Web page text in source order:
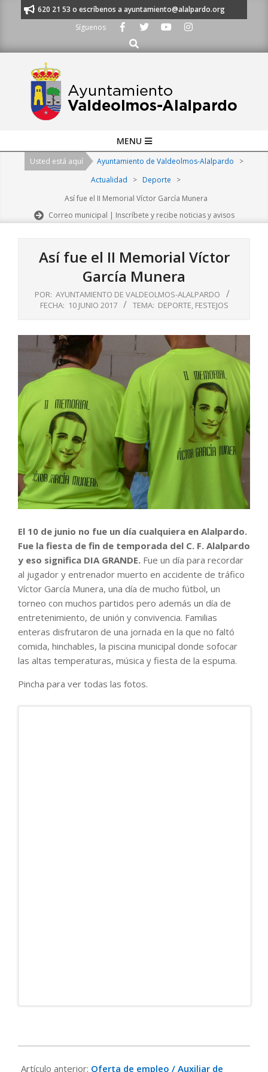
al 91 620 21 53 o escríbenos a ayuntamiento@alalpardo.org
Síguenos
Buscar
Navigation
MENU
Usted está aquí Ayuntamiento de Valdeolmos-Alalpardo
>
Actualidad
> Deporte
>
Así fue el II Memorial Víctor García Munera
Correo municipal | Inscríbete y recibe noticias y avisos
Así fue el II Memorial Víctor
García Munera
POR: AYUNTAMIENTO DE VALDEOLMOS-ALALPARDO
FECHA: 10 JUNIO 2017 TEMA: DEPORTE, FESTEJOS
El 10 de junio no fue un día cualquiera en Alalpardo.
Fue la fiesta de fin de temporada del C. F. Alalpardo
y eso significa DIA GRANDE. Fue un día para recordar
al jugador y entrenador muerto en accidente de tráfico
Víctor García Munera, una día de mucho fútbol, un
torneo con muchos partidos pero además un día de
entretenimiento, de unión y convivencia. Familias
enteras disfrutaron de una jornada en la que no faltó
comida, hinchables, la piscina municipal donde sofocar
las altas temperaturas, música y fiesta de la espuma.
Pincha para ver todas las fotos.
06-
Artículo anterior: Oferta de empleo / Auxiliar de